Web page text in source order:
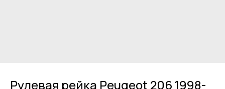
Рулевая рейка Peugeot 206 1998-